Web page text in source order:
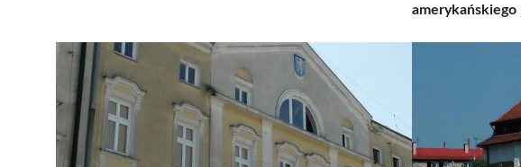
amerykańskiego